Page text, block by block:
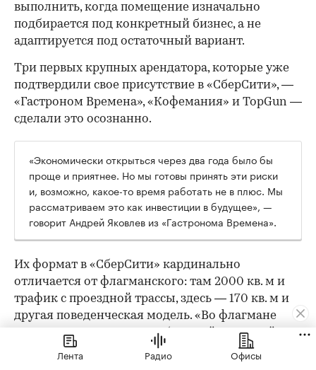
выполнить, когда помещение изначально
подбирается под конкретный бизнес, а не
адаптируется под остаточный вариант.
Три первых крупных арендатора, которые уже
подтвердили свое присутствие в «СберСити», —
«Гастроном Времена», «Кофемания» и TopGun —
сделали это осознанно.
«Экономически открыться через два года было бы
проще и приятнее. Но мы готовы принять эти риски
и, возможно, какое-то время работать не в плюс. Мы
рассматриваем это как инвестиции в будущее», —
говорит Андрей Яковлев из «Гастронома Времена».
Их формат в «СберСити» кардинально
отличается от флагманского: там 2000 кв. м и
трафик с проездной трассы, здесь — 170 кв. м и
другая поведенческая модель. «Во флагмане
люди специально едут за большой корзиной.
Тут — докупить хлеб или молоко по пути с
Лента Радио Офисы